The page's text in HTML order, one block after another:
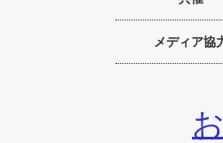
メディア協